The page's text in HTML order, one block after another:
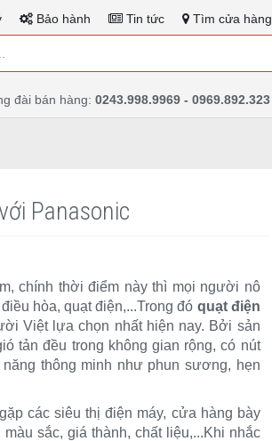
Bảo hành Tin tức Tìm cửa hàng
đài bán hàng:0243.998.9969 - 0969.892.323
Panasonic
chính thời điểm này thì mọi người nô
hòa, quạt điện,...Trong đó quạt điện
Việt lựa chọn nhất hiện nay. Bởi sản
tản đều trong không gian rộng, có nút
thông minh như phun sương, hẹn
các siêu thị điện máy, cửa hàng bày
sắc, giá thành, chất liệu,...Khi nhắc